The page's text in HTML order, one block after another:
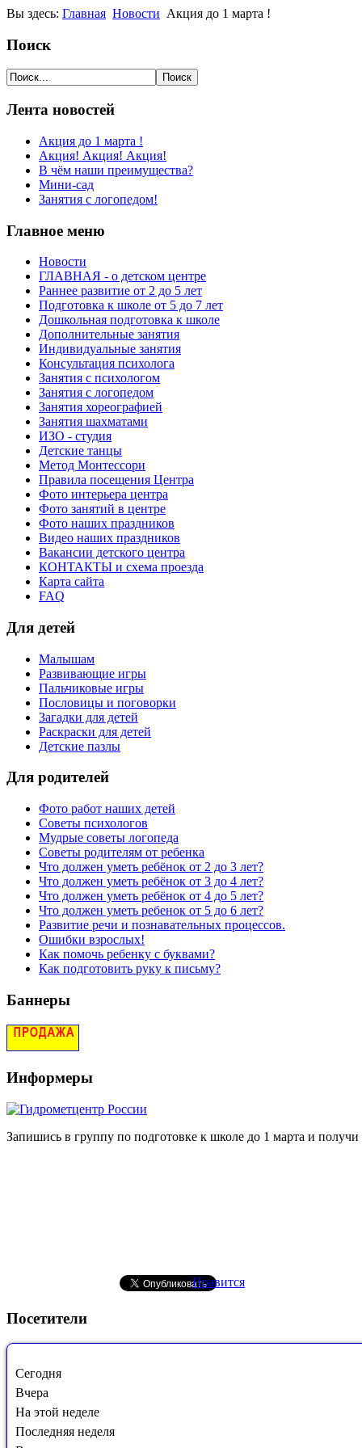
Вы здесь: Главная Новости Акция до 1 марта !
Поиск
Лента новостей
Акция до 1 марта !
Акция! Акция! Акция!
В чём наши преимущества?
Мини-сад
Занятия с логопедом!
Главное меню
Новости
ГЛАВНАЯ - о детском центре
Раннее развитие от 2 до 5 лет
Подготовка к школе от 5 до 7 лет
Дошкольная подготовка к школе
Дополнительные занятия
Индивидуальные занятия
Консультация психолога
Занятия с психологом
Занятия с логопедом
Занятия хореографией
Занятия шахматами
ИЗО - студия
Детские танцы
Метод Монтессори
Правила посещения Центра
Фото интерьера центра
Фото занятий в центре
Фото наших праздников
Видео наших праздников
Вакансии детского центра
КОНТАКТЫ и схема проезда
Карта сайта
FAQ
Для детей
Малышам
Развивающие игры
Пальчиковые игры
Пословицы и поговорки
Загадки для детей
Раскраски для детей
Детские пазлы
Для родителей
Фото работ наших детей
Советы психологов
Мудрые советы логопеда
Советы родителям от ребенка
Что должен уметь ребёнок от 2 до 3 лет?
Что должен уметь ребёнок от 3 до 4 лет?
Что должен уметь ребёнок от 4 до 5 лет?
Что должен уметь ребенок от 5 до 6 лет?
Развитие речи и познавательных процессов.
Ошибки взрослых!
Как помочь ребенку с буквами?
Как подготовить руку к письму?
Баннеры
Информеры
Запишись в группу по подготовке к школе до 1 марта и
Нравится
Посетители
Сегодня
Вчера
На этой неделе
Последняя неделя